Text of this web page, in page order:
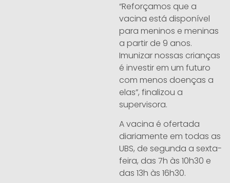
“Reforçamos que a
vacina está disponível
para meninos e meninas
a partir de 9 anos.
Imunizar nossas crianças
é investir em um futuro
com menos doenças a
elas”, finalizou a
supervisora.
A vacina é ofertada
diariamente em todas as
UBS, de segunda a sexta-
feira, das 7h às 10h30 e
das 13h às 16h30.